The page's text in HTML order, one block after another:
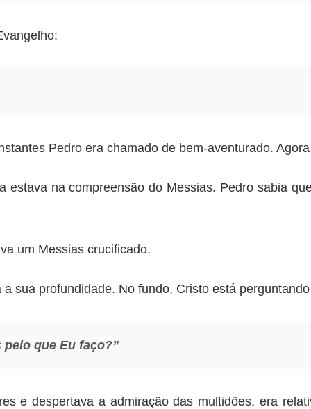
Pedro era chamado de bem-aventurado.
na compreensão do Messias. Pedro sabia
um Messias crucificado.
sua profundidade. No fundo, Cristo está
pelo que Eu faço?”
e despertava a admiração das multidões, era